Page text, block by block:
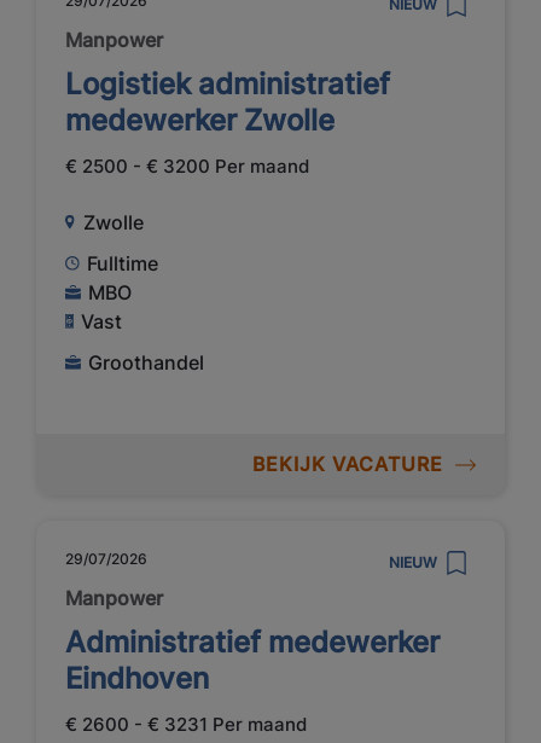
NIEUW
Manpower
Logistiek administratief
medewerker Zwolle
€ 2500 - € 3200 Per maand
Zwolle
Fulltime
MBO
Vast
Groothandel
BEKIJK VACATURE
29/07/2026 NIEUW
Manpower
Administratief medewerker
Eindhoven
€ 2600 - € 3231 Per maand